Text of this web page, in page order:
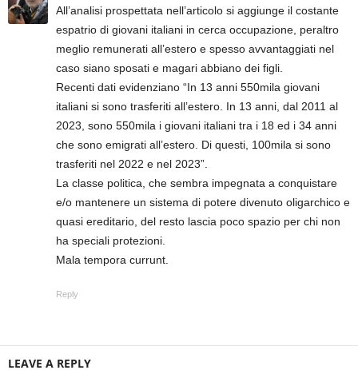
All’analisi prospettata nell’articolo si aggiunge il costante
espatrio di giovani italiani in cerca occupazione, peraltro
meglio remunerati all’estero e spesso avvantaggiati nel
caso siano sposati e magari abbiano dei figli.
Recenti dati evidenziano “In 13 anni 550mila giovani
italiani si sono trasferiti all’estero. In 13 anni, dal 2011 al
2023, sono 550mila i giovani italiani tra i 18 ed i 34 anni
che sono emigrati all’estero. Di questi, 100mila si sono
trasferiti nel 2022 e nel 2023”.
La classe politica, che sembra impegnata a conquistare
e/o mantenere un sistema di potere divenuto oligarchico e
quasi ereditario, del resto lascia poco spazio per chi non
ha speciali protezioni.
Mala tempora currunt.
Reply
LEAVE A REPLY